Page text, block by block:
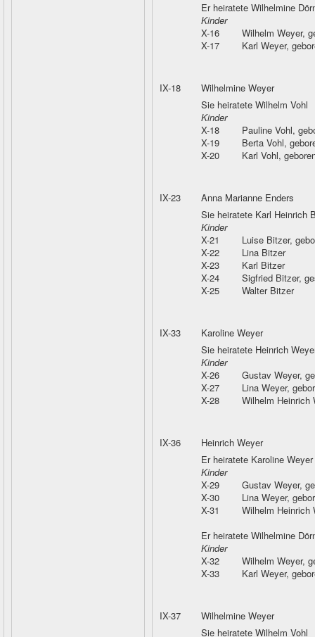
Er heiratete Wilhelmine
Kinder
X-16
Wilhelm Weyer,
X-17
Karl Weyer,
IX-18
Wilhelmine Weyer
Sie heiratete Wilhelm Vohl
Kinder
X-18
Pauline Vohl,
X-19
Berta Vohl,
X-20
Karl Vohl,
IX-23
Anna Marianne Enders
Sie heiratete Karl Heinrich
Kinder
X-21
Luise Bitzer,
X-22
Lina Bitzer
X-23
Karl Bitzer
X-24
Sigfried Bitzer,
X-25
Walter Bitzer
IX-33
Karoline Weyer
Sie heiratete Heinrich
Kinder
X-26
Gustav Weyer,
X-27
Lina Weyer,
X-28
Wilhelm Heinrich
IX-36
Heinrich Weyer
Er heiratete Karoline Weyer
Kinder
X-29
Gustav Weyer,
X-30
Lina Weyer,
X-31
Wilhelm Heinrich
Er heiratete Wilhelmine
Kinder
X-32
Wilhelm Weyer,
X-33
Karl Weyer,
IX-37
Wilhelmine Weyer
Sie heiratete Wilhelm Vohl